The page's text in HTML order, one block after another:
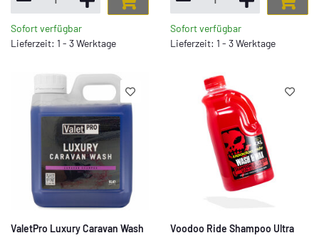
Sofort verfügbar
Lieferzeit: 1 - 3 Werktage
Sofort verfügbar
Lieferzeit: 1 - 3 Werktage
ValetPro Luxury Caravan Wash
Voodoo Ride Shampoo Ultra